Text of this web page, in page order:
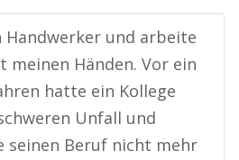
Handwerker und arbeite
meinen Händen. Vor ein
hatte ein Kollege
Unfall und
seinen Beruf nicht mehr